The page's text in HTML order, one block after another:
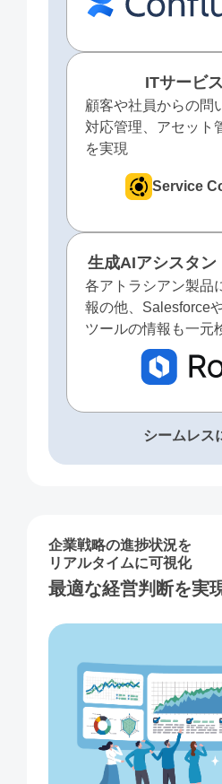
ITサービ
顧客や社員からの問
対応管理、アセット
を実現
Service
生成AIアシスタン
各アトラシアン製品
報の他、Salesforce
ツールの情報も一元
シームレス
企業戦略の進捗状況を
リアルタイムに可視化
最適な経営判断を実